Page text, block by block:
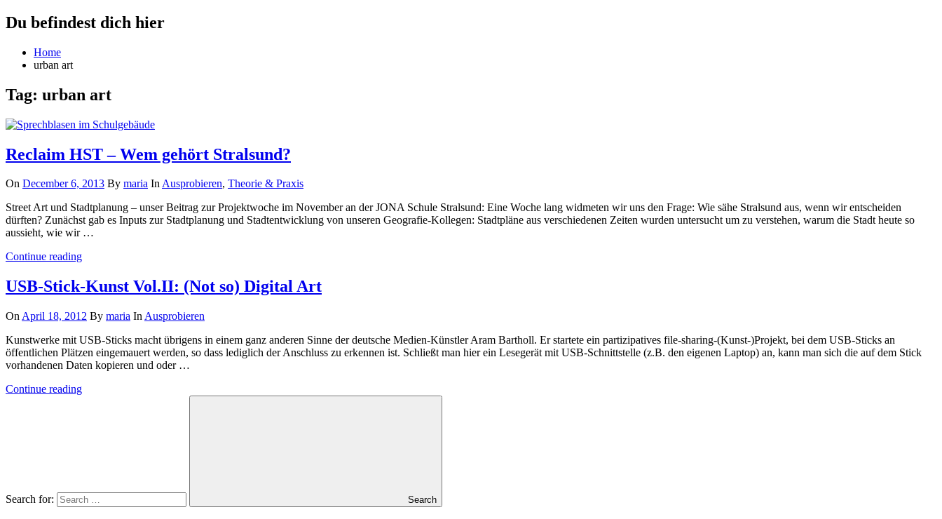
Du befindest dich hier
Home
urban art
Tag: urban art
Reclaim HST – Wem gehört Stralsund?
On December 6, 2013 By maria InAusprobieren, Theorie & Praxis
Street Art und Stadtplanung – unser Beitrag zur Projektwoche im November an der JONA Schule Stralsund: Eine Woche lang widmeten wir uns den Frage: Wie sähe Stralsund aus, wenn wir entscheiden
dürften? Zunächst gab es Inputs zur Stadtplanung und Stadtentwicklung von unseren Geografie-Kollegen: Stadtpläne aus verschiedenen Zeiten wurden untersucht um zu verstehen, warum die Stadt heute so
aussieht, wie wir …
Continue reading
USB-Stick-Kunst Vol.II: (Not so) Digital Art
On April 18, 2012 By maria In Ausprobieren
Kunstwerke mit USB-Sticks macht übrigens in einem ganz anderen Sinne der deutsche Medien-Künstler Aram Bartholl. Er startete ein partizipatives file-sharing-(Kunst-)Projekt, bei dem USB-Sticks an
öffentlichen Plätzen eingemauert werden, so dass lediglich der Anschluss zu erkennen ist. Schließt man hier ein Lesegerät mit USB-Schnittstelle (z.B. den eigenen Laptop) an, kann man sich die auf dem Stick
vorhandenen Daten kopieren und oder …
Continue reading
Search for: Search